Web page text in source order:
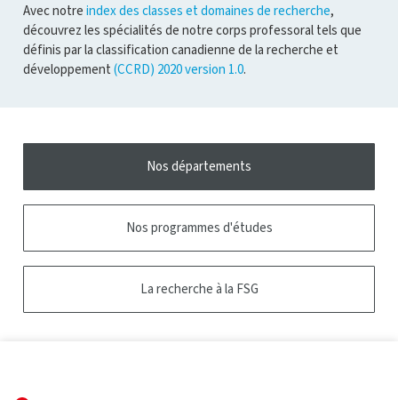
Avec notre index des classes et domaines de recherche,
découvrez les spécialités de notre corps professoral tels que
définis par la classification canadienne de la recherche et
développement (CCRD) 2020 version 1.0.
Nos départements
Nos programmes d'études
La recherche à la FSG